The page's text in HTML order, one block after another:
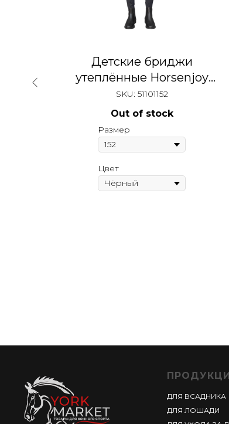
Детские бриджи
утеплённые Horsenjoy
Sport
SKU: 51101152
Out of stock
Размер
Цвет
ДЛЯ ВСАДНИКА
ДЛЯ ЛОШАДИ